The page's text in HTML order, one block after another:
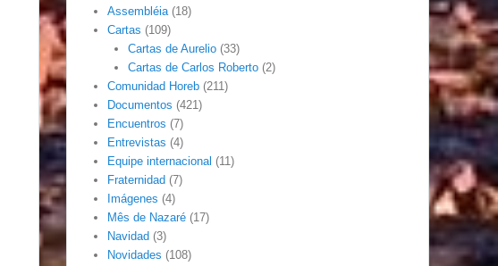
Assembléia(18)
Cartas (109)
Cartas de Aurelio(33)
Cartas de Carlos Roberto(2)
Comunidad Horeb (211)
Documentos (421)
Encuentros (7)
Entrevistas (4)
Equipe internacional (11)
Fraternidad (7)
Imágenes (4)
Mês de Nazaré (17)
Navidad (3)
Novidades (108)